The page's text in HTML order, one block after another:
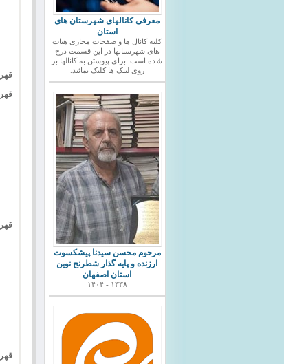
معرفی کانالهای شهرستان های
استان
کلیه کانال ها و صفحات مجازی هیات
های شهرستانها در این قسمت درج
شده است. برای پیوستن به کانالها بر
روی لینک ها کلیک نمائید.
مرحوم محسن سیدنا پیشکسوت
ارزنده و پایه گذار شطرنج نوین
استان اصفهان
۱۳۳۸ - ۱۴۰۴
قهرمان میز 1 :
قهرمان میز 2 :
قهرمان میز 3 :